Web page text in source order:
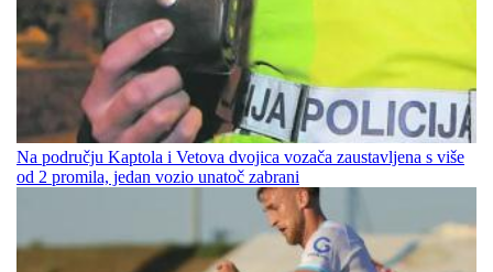
Na području Kaptola i Vetova dvojica vozača zaustavljena s više
od 2 promila, jedan vozio unatoč zabrani